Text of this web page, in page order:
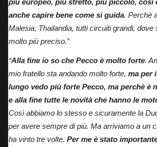
anche capire bene come si guida. Perchè
Malesia, Thailandia, tutti circuiti grandi, dove
molto più preciso.”
“Alla fine io so che Pecco è molto forte.
mio fratello sta andando molto forte, ma per
lungo vedo più forte Pecco, ma perchè è
e alla fine tutte le novità che hanno le
Così abbiamo lo stesso e sicuramente la
per avere sempre di più. Ma arriviamo a un
ha vinto tre volte. Per me è stato